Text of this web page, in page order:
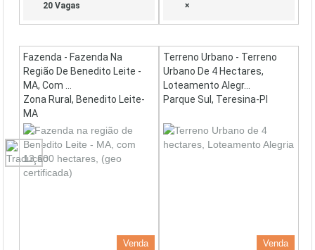
20 Vagas ×
Fazenda - Fazenda Na
Região De Benedito Leite -
MA, Com ...
Zona Rural, Benedito Leite-
MA
Venda
Terreno Urbano - Terreno
Urbano De 4 Hectares,
Loteamento Alegr...
Parque Sul, Teresina-PI
Venda